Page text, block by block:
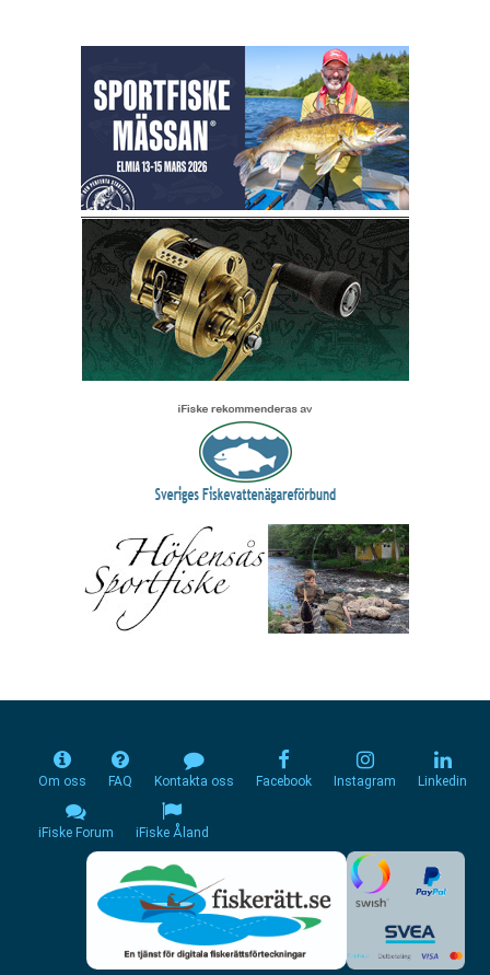
Om oss FAQ Kontakta oss Facebook Instagram Linkedin
iFiske Forum iFiske Åland